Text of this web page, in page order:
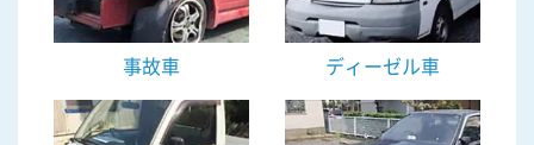
事故車 ディーゼル車